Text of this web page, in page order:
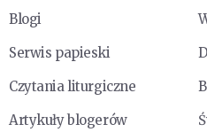
Blogi
Serwis papieski
Czytania liturgiczne
Artykuły blogerów